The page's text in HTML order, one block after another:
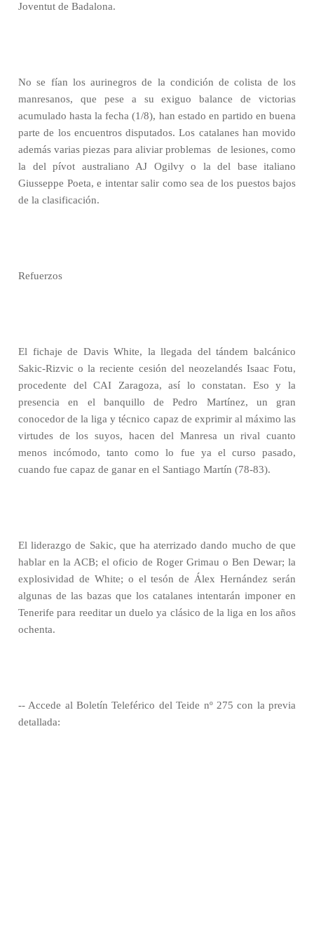
Joventut de Badalona.
No se fían los aurinegros de la condición de colista de los
manresanos, que pese a su exiguo balance de victorias
acumulado hasta la fecha (1/8), han estado en partido en buena
parte de los encuentros disputados. Los catalanes han movido
además varias piezas para aliviar problemas de lesiones, como
la del pívot australiano AJ Ogilvy o la del base italiano
Giusseppe Poeta, e intentar salir como sea de los puestos bajos
de la clasificación.
Refuerzos
El fichaje de Davis White, la llegada del tándem balcánico
Sakic-Rizvic o la reciente cesión del neozelandés Isaac Fotu,
procedente del CAI Zaragoza, así lo constatan. Eso y la
presencia en el banquillo de Pedro Martínez, un gran
conocedor de la liga y técnico capaz de exprimir al máximo las
virtudes de los suyos, hacen del Manresa un rival cuanto
menos incómodo, tanto como lo fue ya el curso pasado,
cuando fue capaz de ganar en el Santiago Martín (78-83).
El liderazgo de Sakic, que ha aterrizado dando mucho de que
hablar en la ACB; el oficio de Roger Grimau o Ben Dewar; la
explosividad de White; o el tesón de Álex Hernández serán
algunas de las bazas que los catalanes intentarán imponer en
Tenerife para reeditar un duelo ya clásico de la liga en los años
ochenta.
-- Accede al Boletín Teleférico del Teide nº 275 con la previa
detallada: